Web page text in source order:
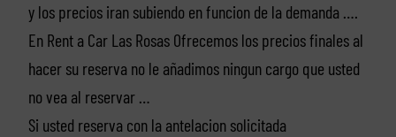
y los precios iran subiendo en funcion de la demanda ….
En Rent a Car Las Rosas Ofrecemos los precios finales al
hacer su reserva no le añadimos ningun cargo que usted
no vea al reservar …
Si usted reserva con la antelacion solicitada